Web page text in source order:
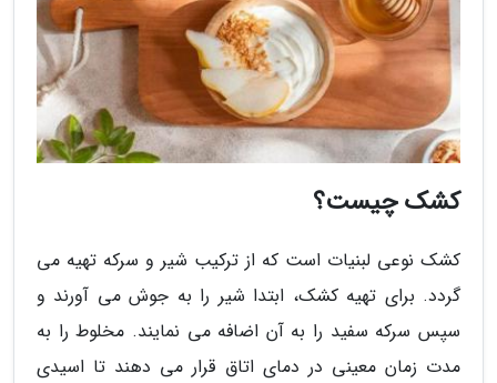
کشک چیست؟
کشک نوعی لبنیات است که از ترکیب شیر و سرکه تهیه می
گردد. برای تهیه کشک، ابتدا شیر را به جوش می آورند و
سپس سرکه سفید را به آن اضافه می نمایند. مخلوط را به
مدت زمان معینی در دمای اتاق قرار می دهند تا اسیدی